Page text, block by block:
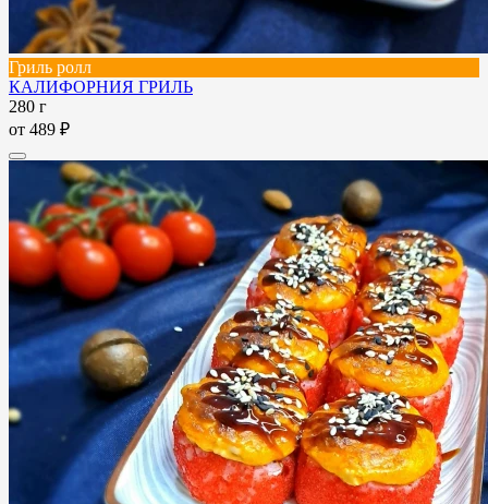
Гриль ролл
КАЛИФОРНИЯ ГРИЛЬ
280 г
от 489 ₽